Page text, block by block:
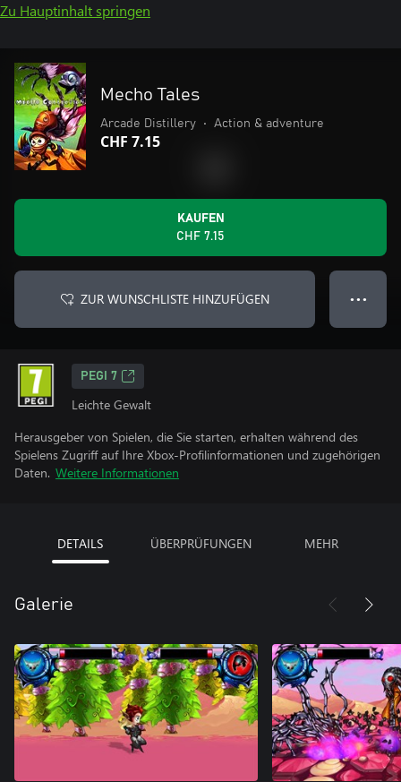
Zu Hauptinhalt springen
Mecho Tales
Arcade Distillery • Action & adventure
CHF 7.15
KAUFEN
CHF 7.15
ZUR WUNSCHLISTE HINZUFÜGEN ● ● ●
PEGI 7
Leichte Gewalt
Herausgeber von Spielen, die Sie starten, erhalten während des
Spielens Zugriff auf Ihre Xbox-Profilinformationen und zugehörigen
Daten. Weitere Informationen
DETAILS ÜBERPRÜFUNGEN MEHR
Galerie